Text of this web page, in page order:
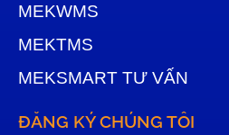
MEKWMS
MEKTMS
MEKSMART TƯ VẤN
ĐĂNG KÝ CHÚNG TÔI